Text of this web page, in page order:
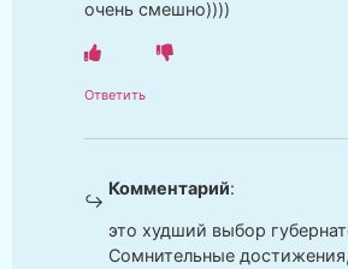
очень смешно))))
Ответить
Комментарий:
это худший выбор
Сомнительные